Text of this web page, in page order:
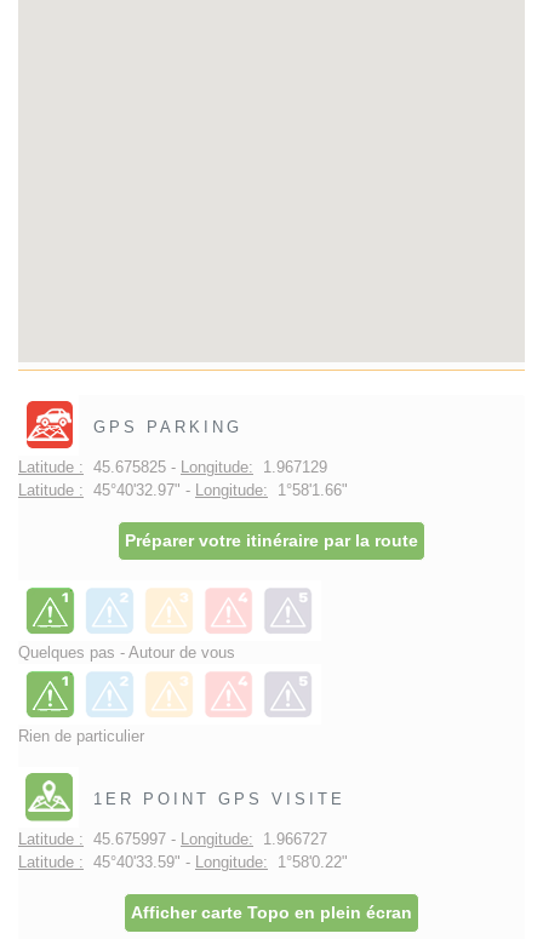
GPS PARKING
Latitude : 45.675825 - Longitude: 1.967129
Latitude : 45°40'32.97" - Longitude: 1°58'1.66"
Préparer votre itinéraire par la route
Quelques pas - Autour de vous
Rien de particulier
1ER POINT GPS VISITE
Latitude : 45.675997 - Longitude: 1.966727
Latitude : 45°40'33.59" - Longitude: 1°58'0.22"
Afficher carte Topo en plein écran